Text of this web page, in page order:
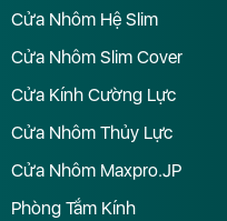
Cửa Nhôm Hệ Slim
Cửa Nhôm Slim Cover
Cửa Kính Cường Lực
Cửa Nhôm Thủy Lực
Cửa Nhôm Maxpro.JP
Phòng Tắm Kính